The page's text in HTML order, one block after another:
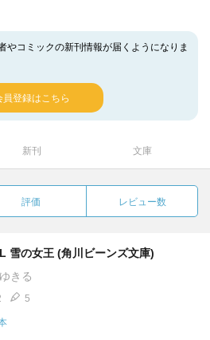
やコミックの新刊情報が届くようになりま
員登録はこちら
新刊 文庫
評価 レビュー数
雪の女王 (角川ビーンズ文庫)
きる
5